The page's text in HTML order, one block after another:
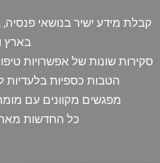
קבלת מידע ישיר בנושאי פנסיה,
בארץ
סקירות שונות של אפשרויות
הטבות כספיות בלעדיות
מפגשים מקוונים עם
כל החדשות